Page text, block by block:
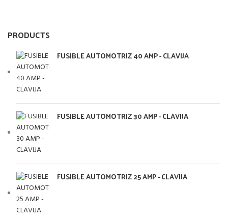
PRODUCTS
FUSIBLE AUTOMOTRIZ 40 AMP - CLAVIJA
FUSIBLE AUTOMOTRIZ 30 AMP - CLAVIJA
FUSIBLE AUTOMOTRIZ 25 AMP - CLAVIJA